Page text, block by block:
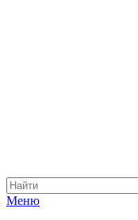
Меню